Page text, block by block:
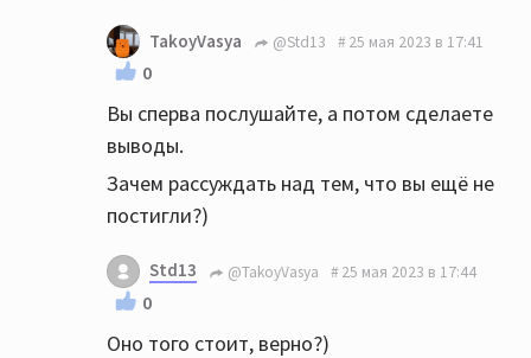
TakoyVasya @Std13 25 мая 2023 в 17:41
0
Вы сперва послушайте, а потом сделаете
выводы.
Зачем рассуждать над тем, что вы ещё не
постигли?)
Std13 @TakoyVasya 25 мая 2023 в 17:44
0
Оно того стоит, верно?)